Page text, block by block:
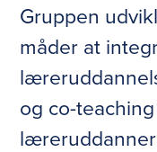
Gruppen
måder at
og co-